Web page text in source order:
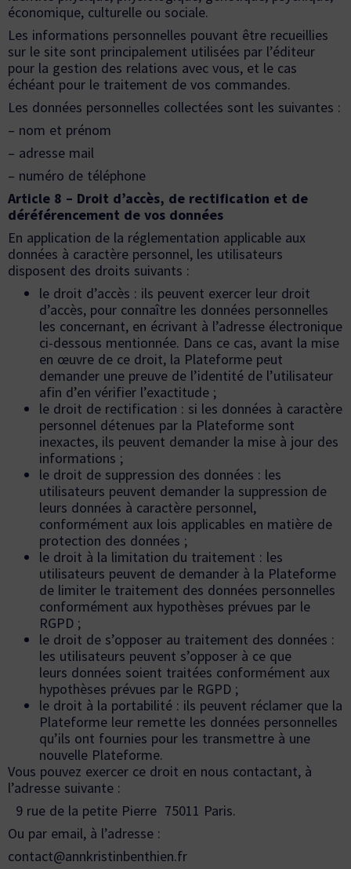
économique, culturelle ou sociale.
Les informations personnelles pouvant être recueillies
sur le site sont principalement utilisées par l’éditeur
pour la gestion des relations avec vous, et le cas
échéant pour le traitement de vos commandes.
Les données personnelles collectées sont les suivantes :
– nom et prénom
– adresse mail
– numéro de téléphone
Article 8 – Droit d’accès, de rectification et de
déréférencement de vos données
En application de la réglementation applicable aux
données à caractère personnel, les utilisateurs
disposent des droits suivants :
le droit d’accès : ils peuvent exercer leur droit
d’accès, pour connaître les données personnelles
les concernant, en écrivant à l’adresse électronique
ci-dessous mentionnée. Dans ce cas, avant la mise
en œuvre de ce droit, la Plateforme peut
demander une preuve de l’identité de l’utilisateur
afin d’en vérifier l’exactitude ;
le droit de rectification : si les données à caractère
personnel détenues par la Plateforme sont
inexactes, ils peuvent demander la mise à jour des
informations ;
le droit de suppression des données : les
utilisateurs peuvent demander la suppression de
leurs données à caractère personnel,
conformément aux lois applicables en matière de
protection des données ;
le droit à la limitation du traitement : les
utilisateurs peuvent de demander à la Plateforme
de limiter le traitement des données personnelles
conformément aux hypothèses prévues par le
RGPD ;
le droit de s’opposer au traitement des données :
les utilisateurs peuvent s’opposer à ce que
leurs données soient traitées conformément aux
hypothèses prévues par le RGPD ;
le droit à la portabilité : ils peuvent réclamer que la
Plateforme leur remette les données personnelles
qu’ils ont fournies pour les transmettre à une
nouvelle Plateforme.
Vous pouvez exercer ce droit en nous contactant, à
l’adresse suivante :
9 rue de la petite Pierre 75011 Paris.
Ou par email, à l’adresse :
contact@annkristinbenthien.fr